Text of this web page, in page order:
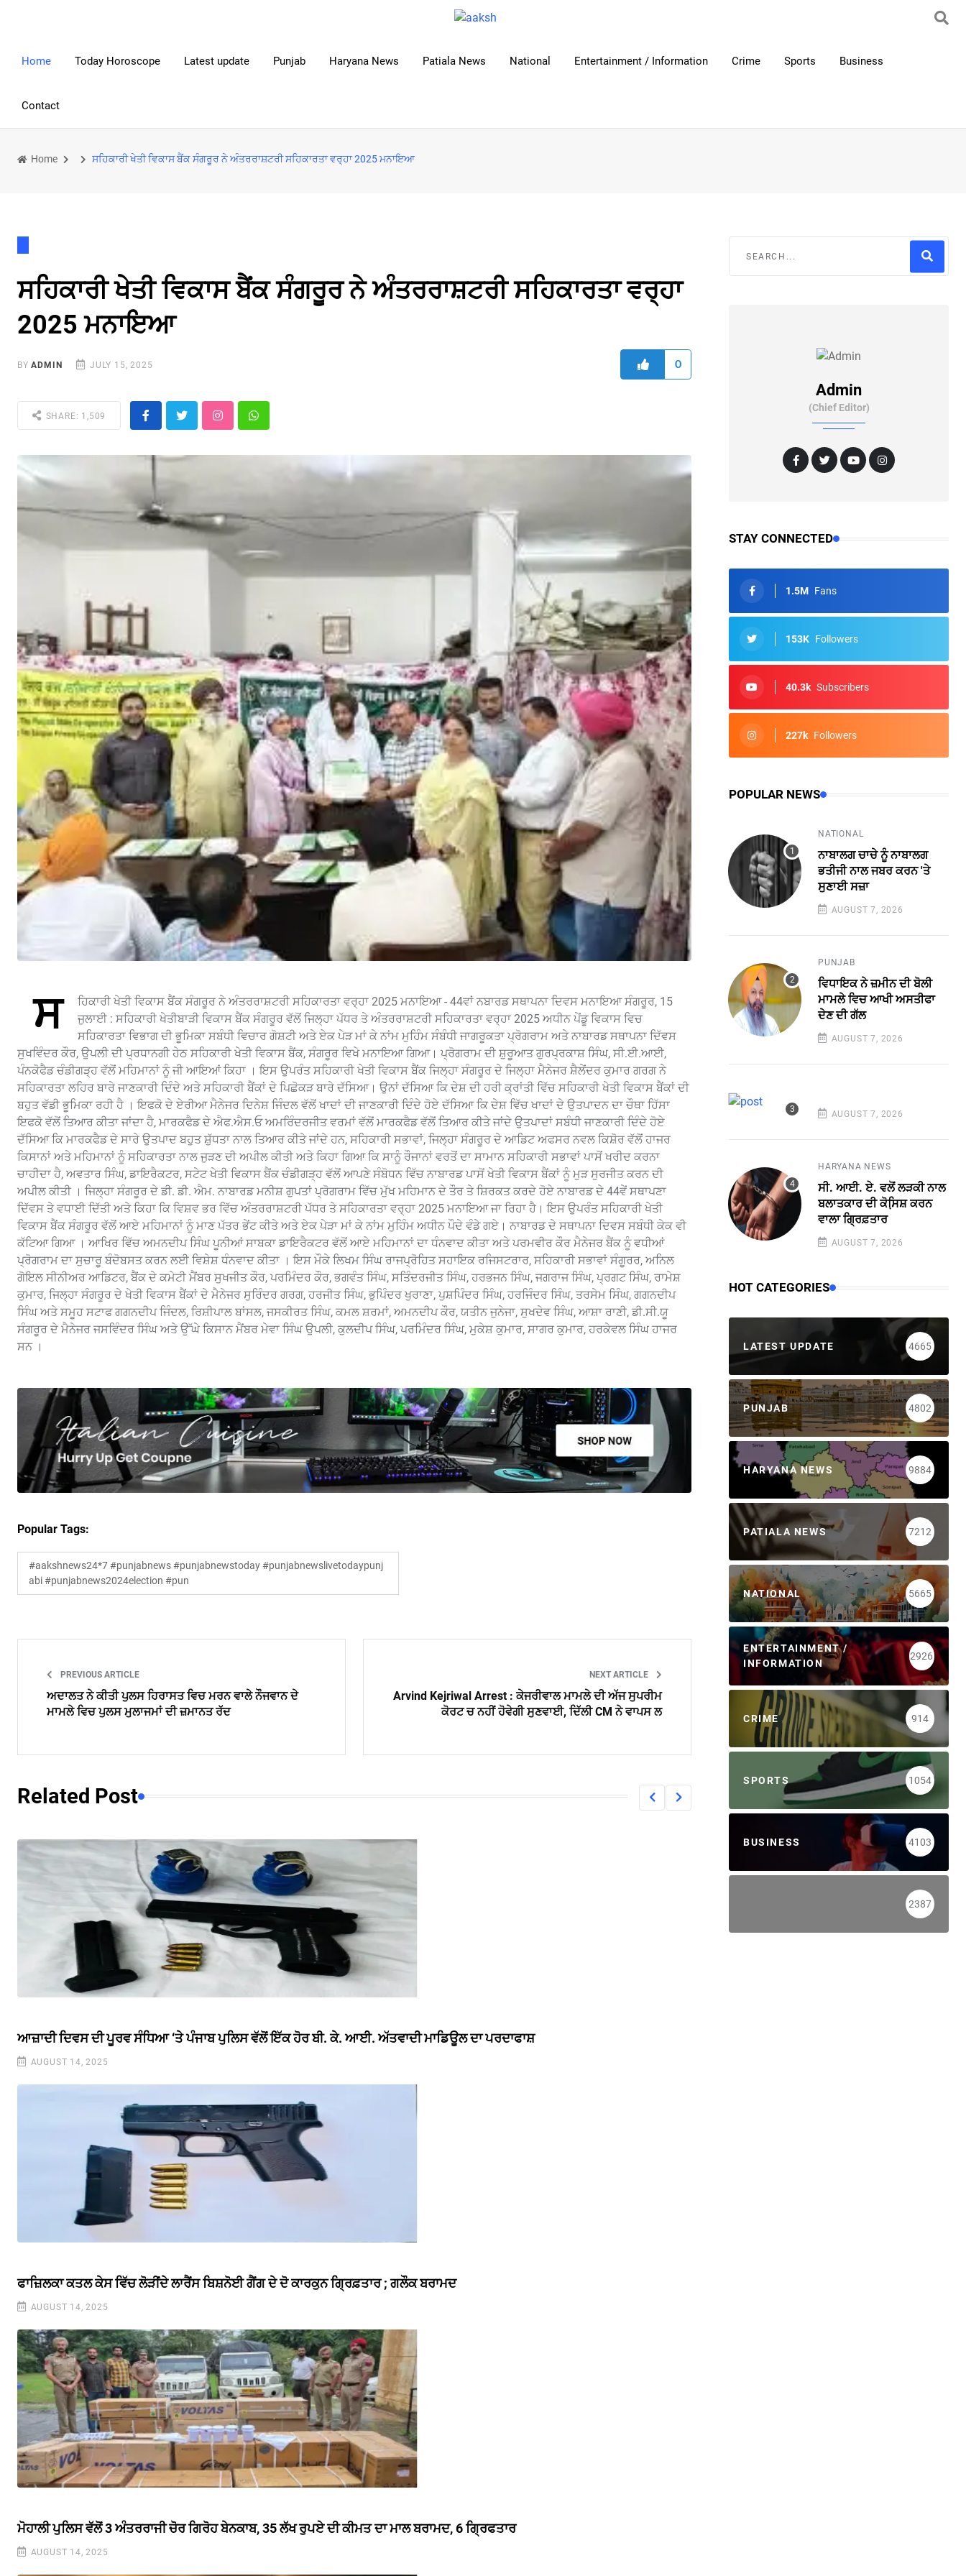
Home Today Horoscope Latest update Punjab Haryana News Patiala News National Entertainment / Information Crime Sports Business
Contact
Home ਸਹਿਕਾਰੀ ਖੇਤੀ ਵਿਕਾਸ ਬੈਂਕ ਸੰਗਰੂਰ ਨੇ ਅੰਤਰਰਾਸ਼ਟਰੀ ਸਹਿਕਾਰਤਾ ਵਰ੍ਹਾ 2025 ਮਨਾਇਆ
ਸਹਿਕਾਰੀ ਖੇਤੀ ਵਿਕਾਸ ਬੈਂਕ ਸੰਗਰੂਰ ਨੇ ਅੰਤਰਰਾਸ਼ਟਰੀ ਸਹਿਕਾਰਤਾ ਵਰ੍ਹਾ
2025 ਮਨਾਇਆ
BYADMIN JULY 15, 2025 0
SHARE: 1,509
ਸ
ਹਿਕਾਰੀ ਖੇਤੀ ਵਿਕਾਸ ਬੈਂਕ ਸੰਗਰੂਰ ਨੇ ਅੰਤਰਰਾਸ਼ਟਰੀ ਸਹਿਕਾਰਤਾ ਵਰ੍ਹਾ 2025 ਮਨਾਇਆ - 44ਵਾਂ ਨਬਾਰਡ ਸਥਾਪਨਾ ਦਿਵਸ ਮਨਾਇਆ ਸੰਗਰੂਰ, 15
ਜੁਲਾਈ : ਸਹਿਕਾਰੀ ਖੇਤੀਬਾੜੀ ਵਿਕਾਸ ਬੈਂਕ ਸੰਗਰੂਰ ਵੱਲੋਂ ਜਿਲ੍ਹਾ ਪੱਧਰ ਤੇ ਅੰਤਰਰਾਸ਼ਟਰੀ ਸਹਿਕਾਰਤਾ ਵਰ੍ਹਾ 2025 ਅਧੀਨ ਪੇਂਡੂ ਵਿਕਾਸ ਵਿਚ
ਸਹਿਕਾਰਤਾ ਵਿਭਾਗ ਦੀ ਭੂਮਿਕਾ ਸਬੰਧੀ ਵਿਚਾਰ ਗੋਸ਼ਟੀ ਅਤੇ ਏਕ ਪੇੜ ਮਾਂ ਕੇ ਨਾਂਮ ਮੁਹਿੰਮ ਸੰਬੰਧੀ ਜਾਗਰੂਕਤਾ ਪ੍ਰੋਗਰਾਮ ਅਤੇ ਨਾਬਾਰਡ ਸਥਾਪਨਾ ਦਿੱਵਸ
ਸੁਖਵਿੰਦਰ ਕੌਰ, ਉਪਲੀ ਦੀ ਪ੍ਰਧਾਨਗੀ ਹੇਠ ਸਹਿਕਾਰੀ ਖੇਤੀ ਵਿਕਾਸ ਬੈਂਕ, ਸੰਗਰੂਰ ਵਿਖੇ ਮਨਾਇਆ ਗਿਆ। ਪ੍ਰੋਗਰਾਮ ਦੀ ਸ਼ੁਰੂਆਤ ਗੁਰਪ੍ਰਕਾਸ਼ ਸਿੰਘ, ਸੀ.ਈ.ਆਈ,
ਪੰਨਕੋਫੈਡ ਚੰਡੀਗੜ੍ਹ ਵੱਲੋਂ ਮਹਿਮਾਨਾਂ ਨੂੰ ਜੀ ਆਇਆਂ ਕਿਹਾ । ਇਸ ਉਪਰੰਤ ਸਹਿਕਾਰੀ ਖੇਤੀ ਵਿਕਾਸ ਬੈਂਕ ਜਿਲ੍ਹਾ ਸੰਗਰੂਰ ਦੇ ਜਿਲ੍ਹਾ ਮੈਨੇਜਰ ਸ਼ੈਲੇਂਦਰ ਕੁਮਾਰ ਗਰਗ ਨੇ
ਸਹਿਕਾਰਤਾ ਲਹਿਰ ਬਾਰੇ ਜਾਣਕਾਰੀ ਦਿੰਦੇ ਅਤੇ ਸਹਿਕਾਰੀ ਬੈਂਕਾਂ ਦੇ ਪਿਛੋਕੜ ਬਾਰੇ ਦੱਸਿਆ। ਉਨਾਂ ਦੱਸਿਆ ਕਿ ਦੇਸ਼ ਦੀ ਹਰੀ ਕ੍ਰਾਂਤੀ ਵਿੱਚ ਸਹਿਕਾਰੀ ਖੇਤੀ ਵਿਕਾਸ ਬੈਂਕਾਂ ਦੀ
ਬਹੁਤ ਵੱਡੀ ਭੂਮਿਕਾ ਰਹੀ ਹੈ । ਇਫਕੋ ਦੇ ਏਰੀਆ ਮੈਨੇਜਰ ਦਿਨੇਸ਼ ਜਿੰਦਲ ਵੱਲੋਂ ਖਾਦਾਂ ਦੀ ਜਾਣਕਾਰੀ ਦਿੰਦੇ ਹੋਏ ਦੱਸਿਆ ਕਿ ਦੇਸ਼ ਵਿੱਚ ਖਾਦਾਂ ਦੇ ਉਤਪਾਦਨ ਦਾ ਚੌਥਾ ਹਿੱਸਾ
ਇਫਕੋ ਵੱਲੋਂ ਤਿਆਰ ਕੀਤਾ ਜਾਂਦਾ ਹੈ, ਮਾਰਕਫੈਡ ਦੇ ਐਫ.ਐਸ.ਓ ਅਮਰਿੰਦਰਜੀਤ ਵਰਮਾਂ ਵੱਲੋਂ ਮਾਰਕਫੈਡ ਵੱਲੋਂ ਤਿਆਰ ਕੀਤੇ ਜਾਂਦੇ ਉਤਪਾਦਾਂ ਸਬੰਧੀ ਜਾਣਕਾਰੀ ਦਿੰਦੇ ਹੋਏ
ਦੱਸਿਆ ਕਿ ਮਾਰਕਫੈਡ ਦੇ ਸਾਰੇ ਉਤਪਾਦ ਬਹੁਤ ਸ਼ੁੱਧਤਾ ਨਾਲ ਤਿਆਰ ਕੀਤੇ ਜਾਂਦੇ ਹਨ, ਸਹਿਕਾਰੀ ਸਭਾਵਾਂ, ਜਿਲ੍ਹਾ ਸੰਗਰੂਰ ਦੇ ਆਡਿਟ ਅਫਸਰ ਨਵਲ ਕਿਸ਼ੋਰ ਵੱਲੋਂ ਹਾਜਰ
ਕਿਸਾਨਾਂ ਅਤੇ ਮਹਿਮਾਨਾਂ ਨੂੰ ਸਹਿਕਾਰਤਾ ਨਾਲ ਜੁੜਣ ਦੀ ਅਪੀਲ ਕੀਤੀ ਅਤੇ ਕਿਹਾ ਗਿਆ ਕਿ ਸਾਨੂੰ ਰੌਜਾਨਾਂ ਵਰਤੋਂ ਦਾ ਸਾਮਾਨ ਸਹਿਕਾਰੀ ਸਭਾਵਾਂ ਪਾਸੋਂ ਖਰੀਦ ਕਰਨਾ
ਚਾਹੀਦਾ ਹੈ, ਅਵਤਾਰ ਸਿੰਘ, ਡਾਇਰੈਕਟਰ, ਸਟੇਟ ਖੇਤੀ ਵਿਕਾਸ ਬੈਂਕ ਚੰਡੀਗੜ੍ਹ ਵੱਲੋਂ ਆਪਣੇ ਸੰਬੋਧਨ ਵਿੱਚ ਨਾਬਾਰਡ ਪਾਸੋਂ ਖੇਤੀ ਵਿਕਾਸ ਬੈਂਕਾਂ ਨੂੰ ਮੁੜ ਸੁਰਜੀਤ ਕਰਨ ਦੀ
ਅਪੀਲ ਕੀਤੀ । ਜਿਲ੍ਹਾ ਸੰਗਰੂਰ ਦੇ ਡੀ. ਡੀ. ਐਮ. ਨਾਬਾਰਡ ਮਨੀਸ਼ ਗੁਪਤਾਂ ਪ੍ਰੋਗਰਾਮ ਵਿੱਚ ਮੁੱਖ ਮਹਿਮਾਨ ਦੇ ਤੌਰ ਤੇ ਸ਼ਿਰਕਤ ਕਰਦੇ ਹੋਏ ਨਾਬਾਰਡ ਦੇ 44ਵੇਂ ਸਥਾਪਣਾ
ਦਿੱਵਸ ਤੇ ਵਧਾਈ ਦਿੱਤੀ ਅਤੇ ਕਿਹਾ ਕਿ ਵਿਸ਼ਵ ਭਰ ਵਿੱਚ ਅੰਤਰਰਾਸ਼ਟਰੀ ਪੱਧਰ ਤੇ ਸਹਿਕਾਰਤਾ ਵਰ੍ਹਾ 2025 ਮਨਾਇਆ ਜਾ ਰਿਹਾ ਹੈ। ਇਸ ਉਪਰੰਤ ਸਹਿਕਾਰੀ ਖੇਤੀ
ਵਿਕਾਸ ਬੈਂਕ ਸੰਗਰੂਰ ਵੱਲੋਂ ਆਏ ਮਹਿਮਾਨਾਂ ਨੂੰ ਮਾਣ ਪੱਤਰ ਭੇਂਟ ਕੀਤੇ ਅਤੇ ਏਕ ਪੇੜਾ ਮਾਂ ਕੇ ਨਾਂਮ ਮੁਹਿੰਮ ਅਧੀਨ ਪੌਦੇ ਵੰਡੇ ਗਏ। ਨਾਬਾਰਡ ਦੇ ਸਥਾਪਨਾ ਦਿਵਸ ਸਬੰਧੀ ਕੇਕ ਵੀ
ਕੱਟਿਆ ਗਿਆ । ਆਖਿਰ ਵਿੱਚ ਅਮਨਦੀਪ ਸਿੰਘ ਪੂਨੀਆਂ ਸਾਬਕਾ ਡਾਇਰੈਕਟਰ ਵੱਲੋਂ ਆਏ ਮਹਿਮਾਨਾਂ ਦਾ ਧੰਨਵਾਦ ਕੀਤਾ ਅਤੇ ਪਰਮਵੀਰ ਕੌਰ ਮੈਨੇਜਰ ਬੈਂਕ ਨੂੰ ਵਧੀਆਂ
ਪ੍ਰੋਗਰਾਮ ਦਾ ਸੁਚਾਰੂ ਬੰਦੋਬਸਤ ਕਰਨ ਲਈ ਵਿਸ਼ੇਸ਼ ਧੰਨਵਾਦ ਕੀਤਾ । ਇਸ ਮੌਕੇ ਲਿਖਮ ਸਿੰਘ ਰਾਜਪ੍ਰੋਹਿਤ ਸਹਾਇਕ ਰਜਿਸਟਰਾਰ, ਸਹਿਕਾਰੀ ਸਭਾਵਾਂ ਸੰਗੂਰਰ, ਅਨਿਲ
ਗੋਇਲ ਸੀਨੀਅਰ ਆਡਿਟਰ, ਬੈਂਕ ਦੇ ਕਮੇਟੀ ਮੈਂਬਰ ਸੁਖਜੀਤ ਕੌਰ, ਪਰਮਿੰਦਰ ਕੌਰ, ਭਗਵੰਤ ਸਿੰਘ, ਸਤਿੰਦਰਜੀਤ ਸਿੰਘ, ਹਰਭਜਨ ਸਿੰਘ, ਜਗਰਾਜ ਸਿੰਘ, ਪ੍ਰਗਟ ਸਿੰਘ, ਰਾਮੇਸ਼
ਕੁਮਾਰ, ਜਿਲ੍ਹਾ ਸੰਗਰੂਰ ਦੇ ਖੇਤੀ ਵਿਕਾਸ ਬੈਂਕਾਂ ਦੇ ਮੈਨੇਜਰ ਸੁਰਿੰਦਰ ਗਰਗ, ਹਰਜੀਤ ਸਿੰਘ, ਭੁਪਿੰਦਰ ਖੁਰਾਣਾ, ਪੁਸ਼ਪਿੰਦਰ ਸਿੰਘ, ਹਰਜਿੰਦਰ ਸਿੰਘ, ਤਰਸੇਮ ਸਿੰਘ, ਗਗਨਦੀਪ
ਸਿੰਘ ਅਤੇ ਸਮੂਹ ਸਟਾਫ ਗਗਨਦੀਪ ਜਿੰਦਲ, ਰਿਸ਼ੀਪਾਲ ਬਾਂਸਲ, ਜਸਕੀਰਤ ਸਿੰਘ, ਕਮਲ ਸ਼ਰਮਾਂ, ਅਮਨਦੀਪ ਕੌਰ, ਯਤੀਨ ਜੁਨੇਜਾ, ਸੁਖਦੇਵ ਸਿੰਘ, ਆਸ਼ਾ ਰਾਣੀ, ਡੀ.ਸੀ.ਯੂ
ਸੰਗਰੂਰ ਦੇ ਮੈਨੇਜਰ ਜਸਵਿੰਦਰ ਸਿੰਘ ਅਤੇ ਉੱਘੇ ਕਿਸਾਨ ਮੈਂਬਰ ਮੇਵਾ ਸਿੰਘ ਉਪਲੀ, ਕੁਲਦੀਪ ਸਿੰਘ, ਪਰਮਿੰਦਰ ਸਿੰਘ, ਮੁਕੇਸ਼ ਕੁਮਾਰ, ਸਾਗਰ ਕੁਮਾਰ, ਹਰਕੇਵਲ ਸਿੰਘ ਹਾਜਰ
ਸਨ ।
Popular Tags:
#aakshnews24*7 #punjabnews #punjabnewstoday #punjabnewslivetodaypunj
abi #punjabnews2024election #pun
PREVIOUS ARTICLE
ਅਦਾਲਤ ਨੇ ਕੀਤੀ ਪੁਲਸ ਹਿਰਾਸਤ ਵਿਚ ਮਰਨ ਵਾਲੇ ਨੌਜਵਾਨ ਦੇ
ਮਾਮਲੇ ਵਿਚ ਪੁਲਸ ਮੁਲਾਜਮਾਂ ਦੀ ਜ਼ਮਾਨਤ ਰੱਦ
NEXT ARTICLE
Arvind Kejriwal Arrest : ਕੇਜਰੀਵਾਲ ਮਾਮਲੇ ਦੀ ਅੱਜ ਸੁਪਰੀਮ
ਕੋਰਟ ਚ ਨਹੀਂ ਹੋਵੇਗੀ ਸੁਣਵਾਈ, ਦਿੱਲੀ CM ਨੇ ਵਾਪਸ ਲ
Related Post
ਆਜ਼ਾਦੀ ਦਿਵਸ ਦੀ ਪੂਰਵ ਸੰਧਿਆ ‘ਤੇ ਪੰਜਾਬ ਪੁਲਿਸ ਵੱਲੋਂ ਇੱਕ ਹੋਰ ਬੀ. ਕੇ. ਆਈ. ਅੱਤਵਾਦੀ ਮਾਡਿਊਲ ਦਾ ਪਰਦਾਫਾਸ਼
AUGUST 14, 2025
ਫਾਜ਼ਿਲਕਾ ਕਤਲ ਕੇਸ ਵਿੱਚ ਲੋੜੀਂਦੇ ਲਾਰੈਂਸ ਬਿਸ਼ਨੋਈ ਗੈਂਗ ਦੇ ਦੋ ਕਾਰਕੁਨ ਗ੍ਰਿਫ਼ਤਾਰ ; ਗਲੌਕ ਬਰਾਮਦ
AUGUST 14, 2025
ਮੋਹਾਲੀ ਪੁਲਿਸ ਵੱਲੋਂ 3 ਅੰਤਰਰਾਜੀ ਚੋਰ ਗਿਰੋਹ ਬੇਨਕਾਬ, 35 ਲੱਖ ਰੁਪਏ ਦੀ ਕੀਮਤ ਦਾ ਮਾਲ ਬਰਾਮਦ, 6 ਗ੍ਰਿਫਤਾਰ
AUGUST 14, 2025
Admin
(Chief Editor)
STAY CONNECTED
1.5M Fans
153K Followers
40.3k Subscribers
227k Followers
POPULAR NEWS
NATIONAL
ਨਾਬਾਲਗ ਚਾਚੇ ਨੂੰ ਨਾਬਾਲਗ
ਭਤੀਜੀ ਨਾਲ ਜਬਰ ਕਰਨ 'ਤੇ
ਸੁਣਾਈ ਸਜ਼ਾ
AUGUST 7, 2026
PUNJAB
ਵਿਧਾਇਕ ਨੇ ਜ਼ਮੀਨ ਦੀ ਬੋਲੀ
ਮਾਮਲੇ ਵਿਚ ਆਖੀ ਅਸਤੀਫਾ
ਦੇਣ ਦੀ ਗੱਲ
AUGUST 7, 2026
AUGUST 7, 2026
HARYANA NEWS
ਸੀ. ਆਈ. ਏ. ਵਲੋਂ ਲੜਕੀ ਨਾਲ
ਬਲਾਤਕਾਰ ਦੀ ਕੋਸਿ਼ਸ਼ ਕਰਨ
ਵਾਲਾ ਗ੍ਰਿਫ਼ਤਾਰ
AUGUST 7, 2026
HOT CATEGORIES
LATEST UPDATE 4665
PUNJAB 4802
HARYANA NEWS 9884
PATIALA NEWS 7212
NATIONAL 5665
ENTERTAINMENT /
INFORMATION
2926
CRIME 914
SPORTS 1054
BUSINESS 4103
2387